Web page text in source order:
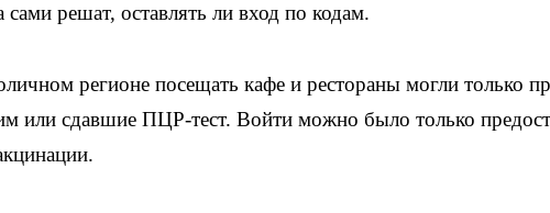
решат, оставлять ли вход по кодам.
регионе посещать кафе и рестораны могли только
или сдавшие ПЦР-тест. Войти можно было только